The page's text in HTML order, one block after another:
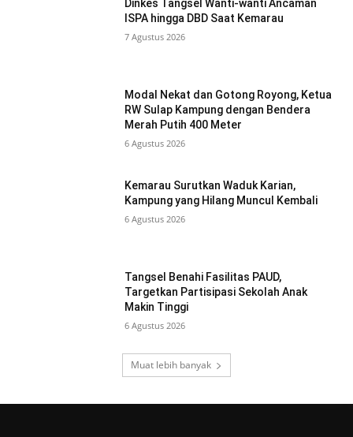
Dinkes Tangsel Wanti-wanti Ancaman
ISPA hingga DBD Saat Kemarau
7 Agustus 2026
Modal Nekat dan Gotong Royong, Ketua
RW Sulap Kampung dengan Bendera
Merah Putih 400 Meter
6 Agustus 2026
Kemarau Surutkan Waduk Karian,
Kampung yang Hilang Muncul Kembali
6 Agustus 2026
Tangsel Benahi Fasilitas PAUD,
Targetkan Partisipasi Sekolah Anak
Makin Tinggi
6 Agustus 2026
Muat lebih banyak